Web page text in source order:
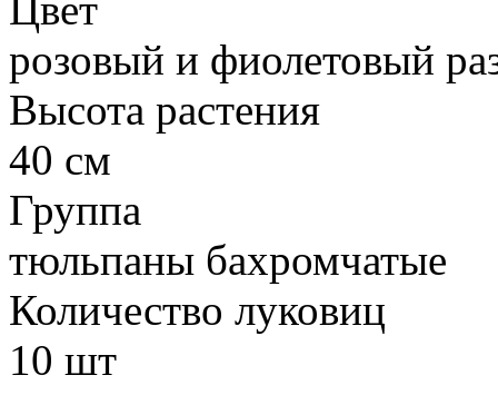
розовый и фиолетовый
Высота растения
40 см
Группа
тюльпаны бахромчатые
Количество луковиц
10 шт